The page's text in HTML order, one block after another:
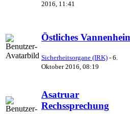
2016, 11:41
Östliches
Sicherheitsorgane (IRK) - 6.
Oktober 2016, 08:19
Asatruar
Rechssprechung